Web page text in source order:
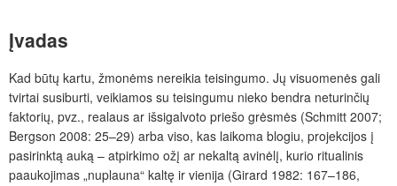
Įvadas
Kad būtų kartu, žmonėms nereikia teisingumo. Jų visuomenės gali
tvirtai susiburti, veikiamos su teisingumu nieko bendra neturinčių
faktorių, pvz., realaus ar išsigalvoto priešo grėsmės (Schmitt 2007;
Bergson 2008: 25–29) arba viso, kas laikoma blogiu, projekcijos į
pasirinktą auką – atpirkimo ožį ar nekaltą avinėlį, kurio ritualinis
paaukojimas „nuplauna“ kaltę ir vienija (Girard 1982: 167–186,